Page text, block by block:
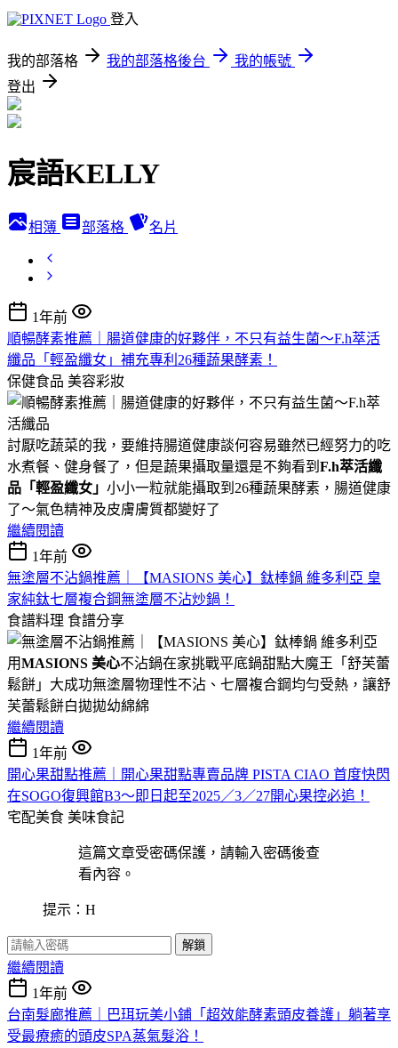
登入
我的部落格 我的部落格後台
我的帳號
登出
宸語KELLY
相簿 部落格 名片
1年前
順暢酵素推薦｜腸道健康的好夥伴，不只有益生菌～F.h萃活
纖品「輕盈纖女」補充專利26種蔬果酵素！
保健食品 美容彩妝
討厭吃蔬菜的我，要維持腸道健康談何容易雖然已經努力的吃
水煮餐、健身餐了，但是蔬果攝取量還是不夠看到 F.h萃活纖
品「輕盈纖女」 小小一粒就能攝取到26種蔬果酵素，腸道健康
了～氣色精神及皮膚膚質都變好了
繼續閱讀
1年前
無塗層不沾鍋推薦｜【MASIONS 美心】鈦棒鍋 維多利亞 皇
家純鈦七層複合鋼無塗層不沾炒鍋！
食譜料理 食譜分享
用MASIONS 美心不沾鍋在家挑戰平底鍋甜點大魔王「舒芙蕾
鬆餅」大成功無塗層物理性不沾、七層複合鋼均勻受熱，讓舒
芙蕾鬆餅白拋拋幼綿綿
繼續閱讀
1年前
開心果甜點推薦｜開心果甜點專賣品牌 PISTA CIAO 首度快閃
在SOGO復興館B3～即日起至2025／3／27開心果控必追！
宅配美食 美味食記
這篇文章受密碼保護，請輸入密碼後查
看內容。
提示：H
解鎖
繼續閱讀
1年前
台南髮廊推薦｜巴珥玩美小鋪「超效能酵素頭皮養護」躺著享
受最療癒的頭皮SPA蒸氣髮浴！